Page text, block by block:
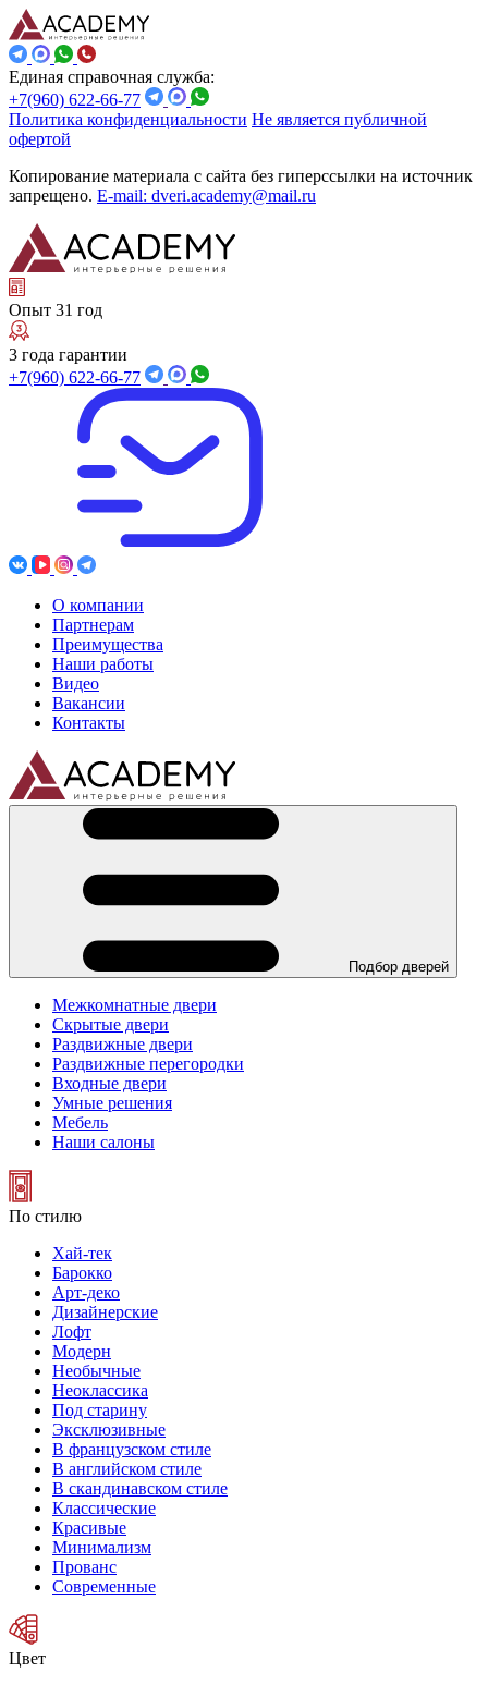
Единая справочная служба:
+7(960) 622-66-77
Политика конфиденциальности Не является публичной
офертой
Копирование материала с сайта без гиперссылки на источник
запрещено. E-mail: dveri.academy@mail.ru
Опыт 31 год
3 года гарантии
+7(960) 622-66-77
О компании
Партнерам
Преимущества
Наши работы
Видео
Вакансии
Контакты
Подбор дверей
Межкомнатные двери
Скрытые двери
Раздвижные двери
Раздвижные перегородки
Входные двери
Умные решения
Мебель
Наши салоны
По стилю
Хай-тек
Барокко
Арт-деко
Дизайнерские
Лофт
Модерн
Необычные
Неоклассика
Под старину
Эксклюзивные
В французском стиле
В английском стиле
В скандинавском стиле
Классические
Красивые
Минимализм
Прованс
Современные
Цвет